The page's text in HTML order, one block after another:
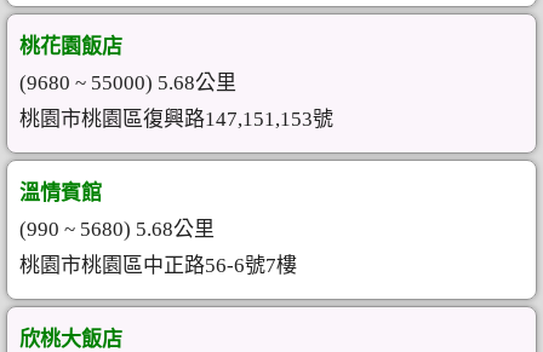
桃花園飯店
(9680 ~ 55000) 5.68公里
桃園市桃園區復興路147,151,153號
溫情賓館
(990 ~ 5680) 5.68公里
桃園市桃園區中正路56-6號7樓
欣桃大飯店